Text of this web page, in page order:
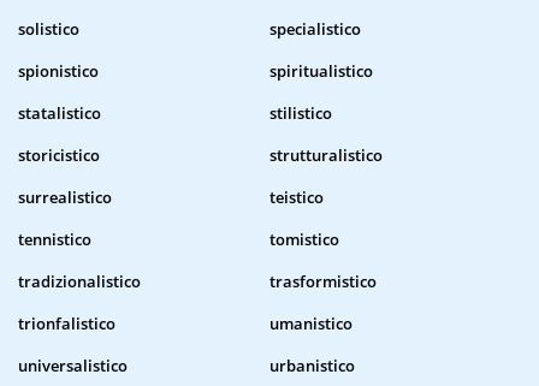
solistico
specialistico
spionistico
spiritualistico
statalistico
stilistico
storicistico
strutturalistico
surrealistico
teistico
tennistico
tomistico
tradizionalistico
trasformistico
trionfalistico
umanistico
universalistico
urbanistico